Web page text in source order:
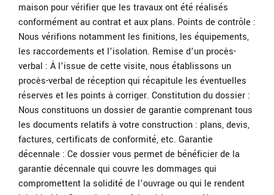
maison pour vérifier que les travaux ont été réalisés
conformément au contrat et aux plans. Points de contrôle :
Nous vérifions notamment les finitions, les équipements,
les raccordements et l’isolation. Remise d’un procès-
verbal : À l’issue de cette visite, nous établissons un
procès-verbal de réception qui récapitule les éventuelles
réserves et les points à corriger. Constitution du dossier :
Nous constituons un dossier de garantie comprenant tous
les documents relatifs à votre construction : plans, devis,
factures, certificats de conformité, etc. Garantie
décennale : Ce dossier vous permet de bénéficier de la
garantie décennale qui couvre les dommages qui
compromettent la solidité de l’ouvrage ou qui le rendent